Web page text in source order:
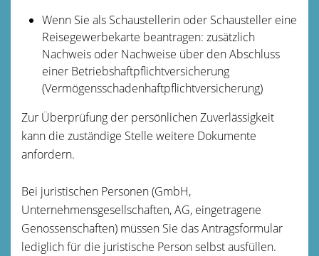
Wenn Sie als Schaustellerin oder Schausteller eine
Reisegewerbekarte beantragen: zusätzlich
Nachweis oder Nachweise über den Abschluss
einer Betriebshaftpflichtversicherung
(Vermögensschadenhaftpflichtversicherung)
Zur Überprüfung der persönlichen Zuverlässigkeit
kann die zuständige Stelle weitere Dokumente
anfordern.
Bei juristischen Personen (GmbH,
Unternehmensgesellschaften, AG, eingetragene
Genossenschaften) müssen Sie das Antragsformular
lediglich für die juristische Person selbst ausfüllen.